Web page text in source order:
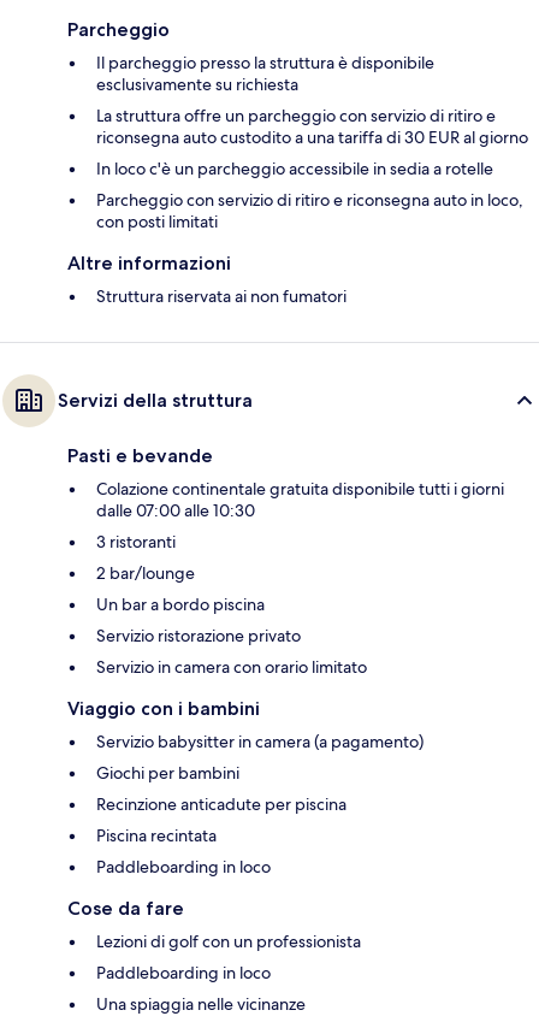
Parcheggio
Il parcheggio presso la struttura è disponibile
esclusivamente su richiesta
La struttura offre un parcheggio con servizio di ritiro e
riconsegna auto custodito a una tariffa di 30 EUR al giorno
In loco c'è un parcheggio accessibile in sedia a rotelle
Parcheggio con servizio di ritiro e riconsegna auto in loco,
con posti limitati
Altre informazioni
Struttura riservata ai non fumatori
Servizi della struttura
Pasti e bevande
Colazione continentale gratuita disponibile tutti i giorni
dalle 07:00 alle 10:30
3 ristoranti
2 bar/lounge
Un bar a bordo piscina
Servizio ristorazione privato
Servizio in camera con orario limitato
Viaggio con i bambini
Servizio babysitter in camera (a pagamento)
Giochi per bambini
Recinzione anticadute per piscina
Piscina recintata
Paddleboarding in loco
Cose da fare
Lezioni di golf con un professionista
Paddleboarding in loco
Una spiaggia nelle vicinanze